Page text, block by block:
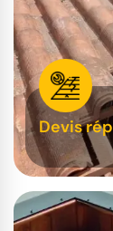
Devis